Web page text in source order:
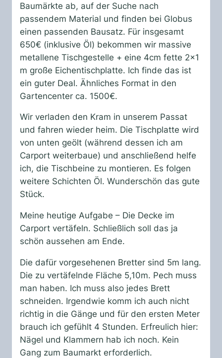
Baumärkte ab, auf der Suche nach
passendem Material und finden bei Globus
einen passenden Bausatz. Für insgesamt
650€ (inklusive Öl) bekommen wir massive
metallene Tischgestelle + eine 4cm fette 2×1
m große Eichentischplatte. Ich finde das ist
ein guter Deal. Ähnliches Format in den
Gartencenter ca. 1500€.
Wir verladen den Kram in unserem Passat
und fahren wieder heim. Die Tischplatte wird
von unten geölt (während dessen ich am
Carport weiterbaue) und anschließend helfe
ich, die Tischbeine zu montieren. Es folgen
weitere Schichten Öl. Wunderschön das gute
Stück.
Meine heutige Aufgabe – Die Decke im
Carport vertäfeln. Schließlich soll das ja
schön aussehen am Ende.
Die dafür vorgesehenen Bretter sind 5m lang.
Die zu vertäfelnde Fläche 5,10m. Pech muss
man haben. Ich muss also jedes Brett
schneiden. Irgendwie komm ich auch nicht
richtig in die Gänge und für den ersten Meter
brauch ich gefühlt 4 Stunden. Erfreulich hier:
Nägel und Klammern hab ich noch. Kein
Gang zum Baumarkt erforderlich.